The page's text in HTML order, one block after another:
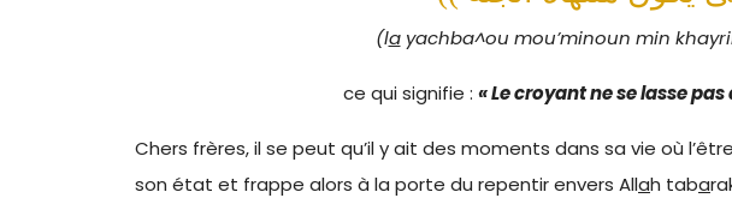
(layachba^ou mou’minoun min
ce qui signifie : « Le croyant ne se lasse
Chers frères, il se peut qu’il y ait des moments dans sa vie où
son état et frappe alors à la porte du repentir envers Allah taba